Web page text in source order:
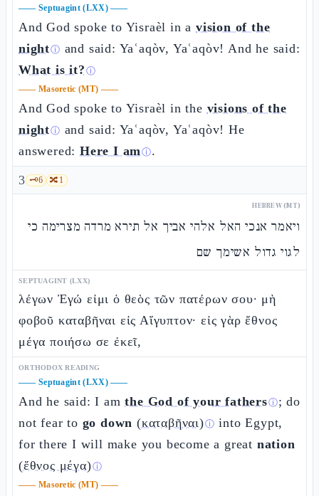
—— Septuagint (LXX)——
And God spoke to Yisraèl in a vision of the
nightⓘ and said: Yaʿaqòv, Yaʿaqòv! And he said:
What is it? ⓘ
—— Masoretic (MT) ——
And God spoke to Yisraèl in the visions of the
nightⓘ and said: Yaʿaqòv, Yaʿaqòv! He
answered:Here I amⓘ.
3 🗝️6 🔀1
HEBREW (MT)
ויאמר אנכי האל אלהי אביך אל תירא מרדה מצרימה כי
לגוי גדול אשימך שם
SEPTUAGINT (LXX)
λέγων Ἐγώ εἰμι ὁ θεὸς τῶν πατέρων σου· μὴ
φοβοῦ καταβῆναι εἰς Αἴγυπτον· εἰς γὰρ ἔθνος
μέγα ποιήσω σε ἐκεῖ,
ORTHODOX READING
—— Septuagint (LXX)——
And he said: I amthe God of your fathersⓘ; do
not fear to go down (καταβῆναι)ⓘ into Egypt,
for there I will make you become a great nation
(ἔθνος μέγα)ⓘ
—— Masoretic (MT) ——